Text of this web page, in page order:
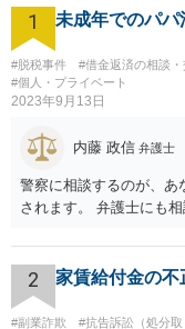
1 未成年でのパパ
#脱税事件 #借金返済の相談・
#個人・プライベート
2023年9月13日
内藤 政信 弁護士
警察に相談するのが、あ
されます。 弁護士にも相
2 家賃給付金の不
#副業詐欺 #抗告訴訟（処分取